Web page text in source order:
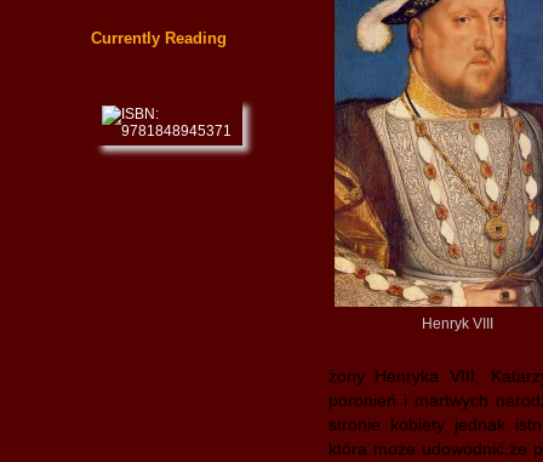
Henryk VIII
żony Henryka VIII,
poronień i martwych
stronie kobiety jednak
która może udowodnić,że
Currently Reading